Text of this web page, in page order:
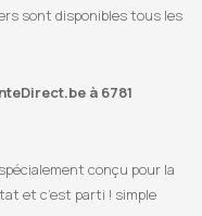
sont disponibles tous les
à 6781
conçu pour la
et c’est parti ! simple